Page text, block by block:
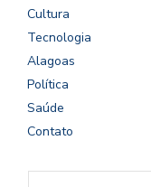
Cultura
Tecnologia
Alagoas
Política
Saúde
Contato